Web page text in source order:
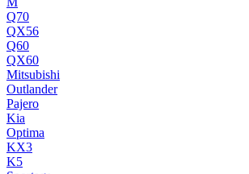
Q70
QX56
Q60
QX60
Mitsubishi
Outlander
Pajero
Kia
Optima
KX3
K5